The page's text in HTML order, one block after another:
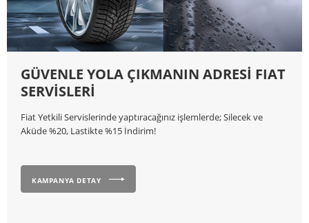
GÜVENLE YOLA ÇIKMANIN ADRESİ FIAT
SERVİSLERİ
Fiat Yetkili Servislerinde yaptıracağınız işlemlerde; Silecek ve
Aküde %20, Lastikte %15 İndirim!
KAMPANYA DETAY